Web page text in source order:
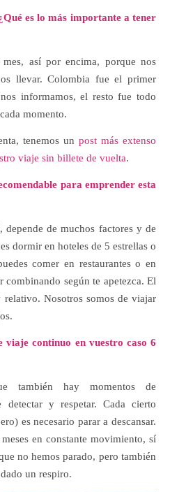
es lo más importante a tener
así por encima, porque nos
llevar. Colombia fue el primer
informamos, el resto fue todo
momento.
tenemos un post más extenso
viaje sin billete de vuelta.
para emprender esta
de muchos factores y de
dormir en hoteles de 5 estrellas o
comer en restaurantes o en
combinando según te apetezca. El
relativo. Nosotros somos de viajar
viaje continuo en vuestro caso 6
también hay momentos de
detectar y respetar. Cada cierto
es necesario parar a descansar.
en constante movimiento, sí
no hemos parado, pero también
un respiro.